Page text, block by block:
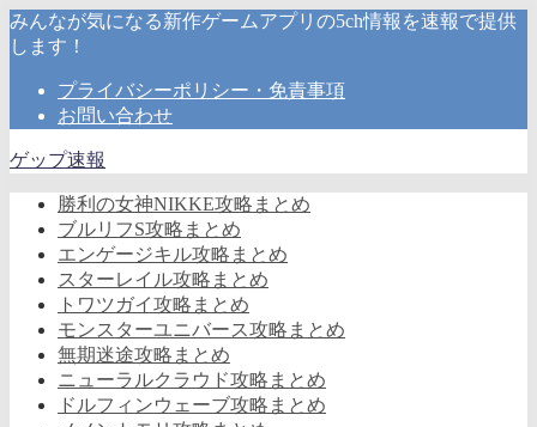
みんなが気になる新作ゲームアプリの5ch情報を速報で提供
します！
プライバシーポリシー・免責事項
お問い合わせ
ゲップ速報
勝利の女神NIKKE攻略まとめ
ブルリフS攻略まとめ
エンゲージキル攻略まとめ
スターレイル攻略まとめ
トワツガイ攻略まとめ
モンスターユニバース攻略まとめ
無期迷途攻略まとめ
ニューラルクラウド攻略まとめ
ドルフィンウェーブ攻略まとめ